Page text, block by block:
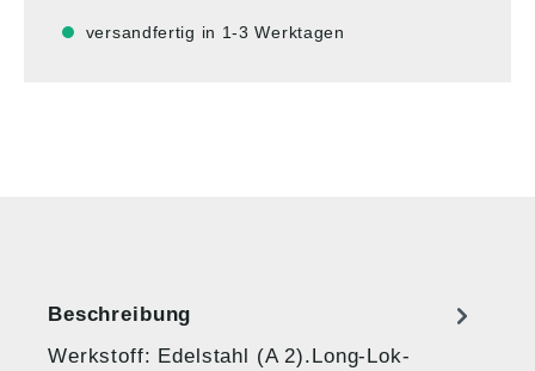
versandfertig in 1-3 Werktagen
Beschreibung
Werkstoff: Edelstahl (A 2).Long-Lok-